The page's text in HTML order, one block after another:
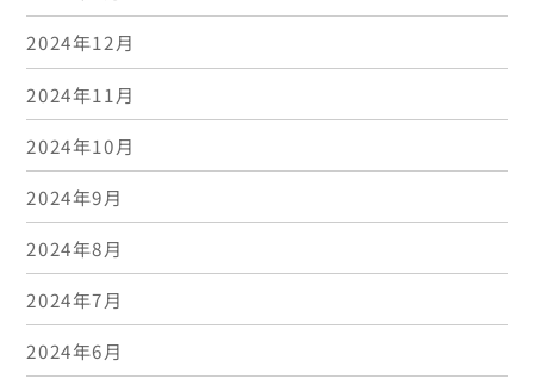
2024年12月
2024年11月
2024年10月
2024年9月
2024年8月
2024年7月
2024年6月